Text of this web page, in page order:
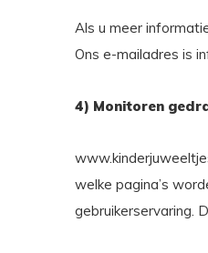
Als u meer
Ons e-mailadres is
4) Monitoren
welke pagina’s
gebruikerservaring.